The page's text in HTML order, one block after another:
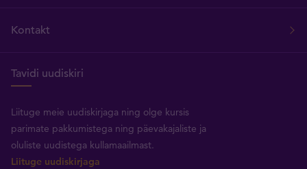
Kontakt
Tavidi uudiskiri
Liituge meie uudiskirjaga ning olge kursis
parimate pakkumistega ning päevakajaliste ja
oluliste uudistega kullamaailmast.
Liituge uudiskirjaga